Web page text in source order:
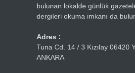
bulunan lokalde günlük
dergileri okuma imkanı da
Adres :
Tuna Cd. 14 / 3 Kızılay 06420
ANKARA